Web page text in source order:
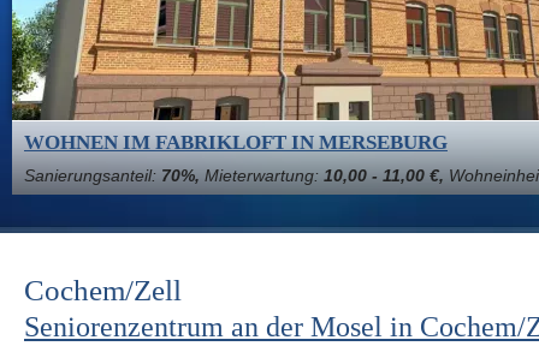
WOHNEN IM FABRIKLOFT IN MERSEBURG
Sanierungsanteil: 70%, Mieterwartung: 10,00 - 11,00 €,
Cochem/Zell
Seniorenzentrum an der Mosel in Cochem/